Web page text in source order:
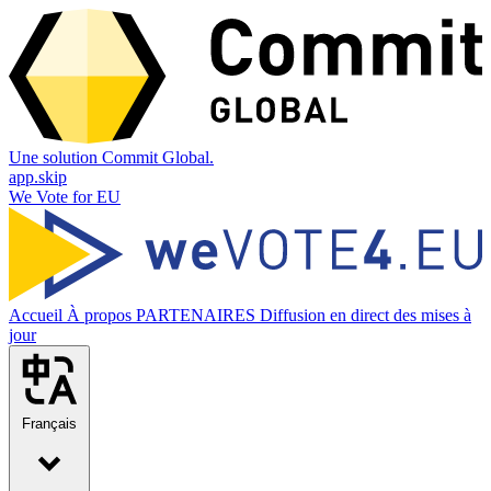
Une solution Commit Global.
app.skip
We Vote for EU
Accueil À propos PARTENAIRES Diffusion en direct des mises à
jour
Français